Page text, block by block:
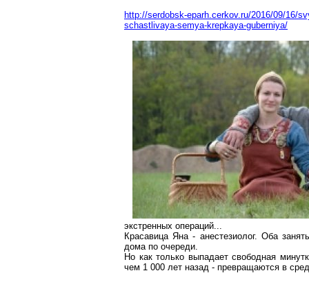
http://serdobsk-eparh.cerkov.ru/2016/09/16/
schastlivaya-semya-krepkaya-guberniya/
экстренных операций...
Красавица Яна - анестезиолог. Оба
дома по очереди.
Но как только выпадает свободная
чем 1 000 лет назад - превращаются в